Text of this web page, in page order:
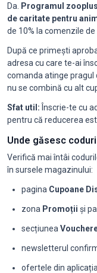
Da. Programul
de caritate pentru
de 10% la comenzile
După ce primești
adresa cu care te-ai
comanda atinge pragul
nu se combină cu alt
Sfat util:Înscrie-te cu
pentru că reducerea
Unde găsesc
Verifică mai întâi
în sursele magazinului:
pagina Cupoane
zona Promoții și
secțiunea
newsletterul
ofertele din